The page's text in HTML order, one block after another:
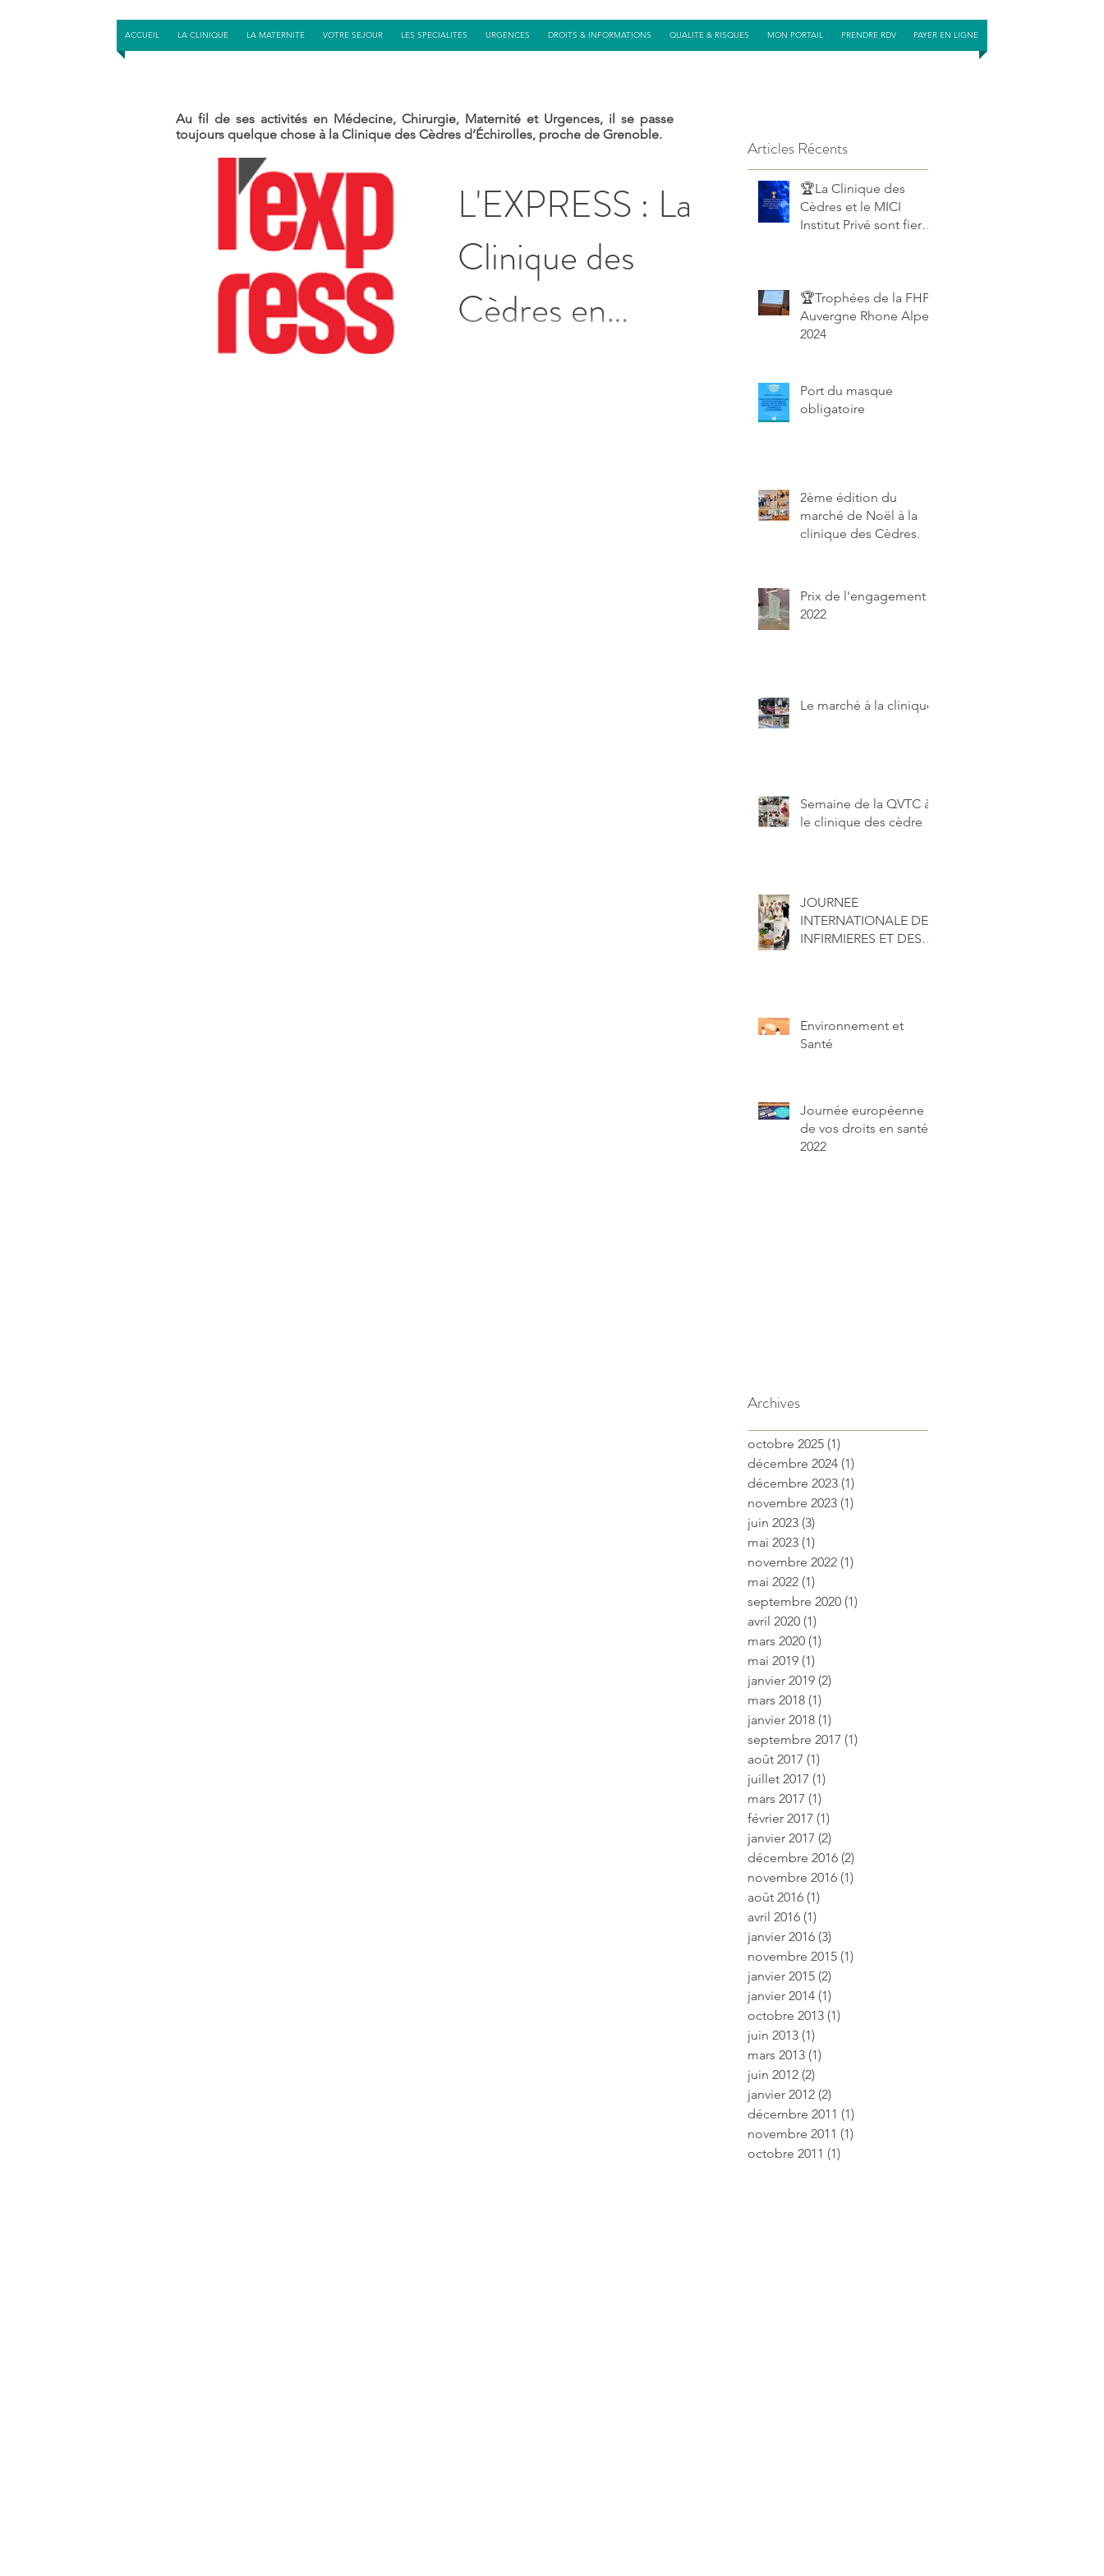
ACCUEIL LA CLINIQUE LA MATERNITE VOTRE SEJOUR LES SPECIALITES URGENCES DROITS & INFORMATIONS QUALITE & RISQUES MON PORTAIL PRENDRE RDV PAYER EN LIGNE
Au fil de ses activités en Médecine, Chirurgie, Maternité et Urgences, il se passe
toujours quelque chose à la Clinique des Cèdres d’Échirolles, proche de Grenoble.
L'EXPRESS : La
Clinique des
Cèdres en
Articles Récents
🏆La Clinique des
Cèdres et le MICI
Institut Privé sont fiers
Hospital Awards 2025!
🏆Trophées de la FHP
Auvergne Rhone Alpes
2024
Port du masque
obligatoire
2ème édition du
marché de Noël à la
clinique des Cèdres.
Prix de l'engagement
2022
Le marché à la clinique
Semaine de la QVTC à
le clinique des cèdre
JOURNEE
INTERNATIONALE DES
INFIRMIERES ET DES
Environnement et
Santé
Journée européenne
de vos droits en santé
2022
Archives
octobre 2025 (1)
décembre 2024 (1)
décembre 2023 (1)
novembre 2023 (1)
juin 2023 (3)
mai 2023 (1)
novembre 2022 (1)
mai 2022 (1)
septembre 2020 (1)
avril 2020 (1)
mars 2020 (1)
mai 2019 (1)
janvier 2019 (2)
mars 2018 (1)
janvier 2018 (1)
septembre 2017 (1)
août 2017 (1)
juillet 2017 (1)
mars 2017 (1)
février 2017 (1)
janvier 2017 (2)
décembre 2016 (2)
novembre 2016 (1)
août 2016 (1)
avril 2016 (1)
janvier 2016 (3)
novembre 2015 (1)
janvier 2015 (2)
janvier 2014 (1)
octobre 2013 (1)
juin 2013 (1)
mars 2013 (1)
juin 2012 (2)
janvier 2012 (2)
décembre 2011 (1)
novembre 2011 (1)
octobre 2011 (1)